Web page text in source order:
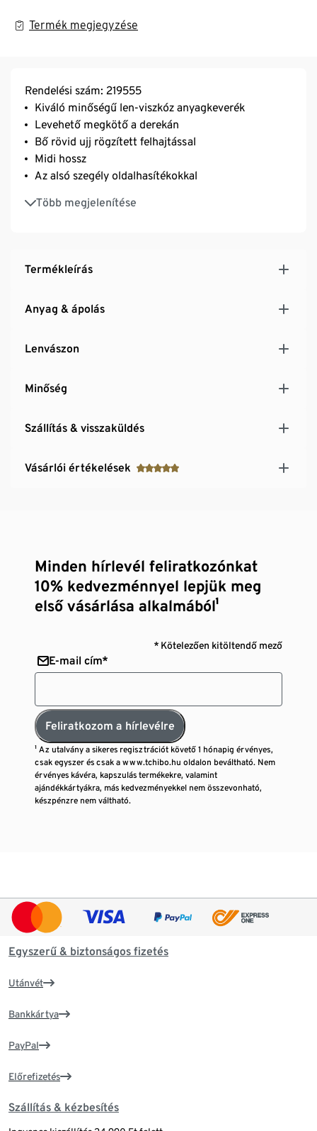
Termék megjegyzése
Rendelési szám: 219555
Kiváló minőségű len-viszkóz anyagkeverék
Levehető megkötő a derekán
Bő rövid ujj rögzített felhajtással
Midi hossz
Az alsó szegély oldalhasítékokkal
Több megjelenítése
Inggallérral és gomboláspánttal
Termékleírás
Anyag & ápolás
Lenvászon
Minőség
Szállítás & visszaküldés
Vásárlói értékelések
Minden hírlevél feliratkozónkat
10% kedvezménnyel lepjük meg
első vásárlása alkalmából¹
* Kötelezően kitöltendő mező
E-mail cím*
Feliratkozom a hírlevélre
¹ Az utalvány a sikeres regisztrációt követő 1 hónapig érvényes,
csak egyszer és csak a www.tchibo.hu oldalon beváltható. Nem
érvényes kávéra, kapszulás termékekre, valamint
ajándékkártyákra, más kedvezményekkel nem összevonható,
készpénzre nem váltható.
Egyszerű & biztonságos fizetés
Utánvét
Bankkártya
PayPal
Előrefizetés
Szállítás & kézbesítés